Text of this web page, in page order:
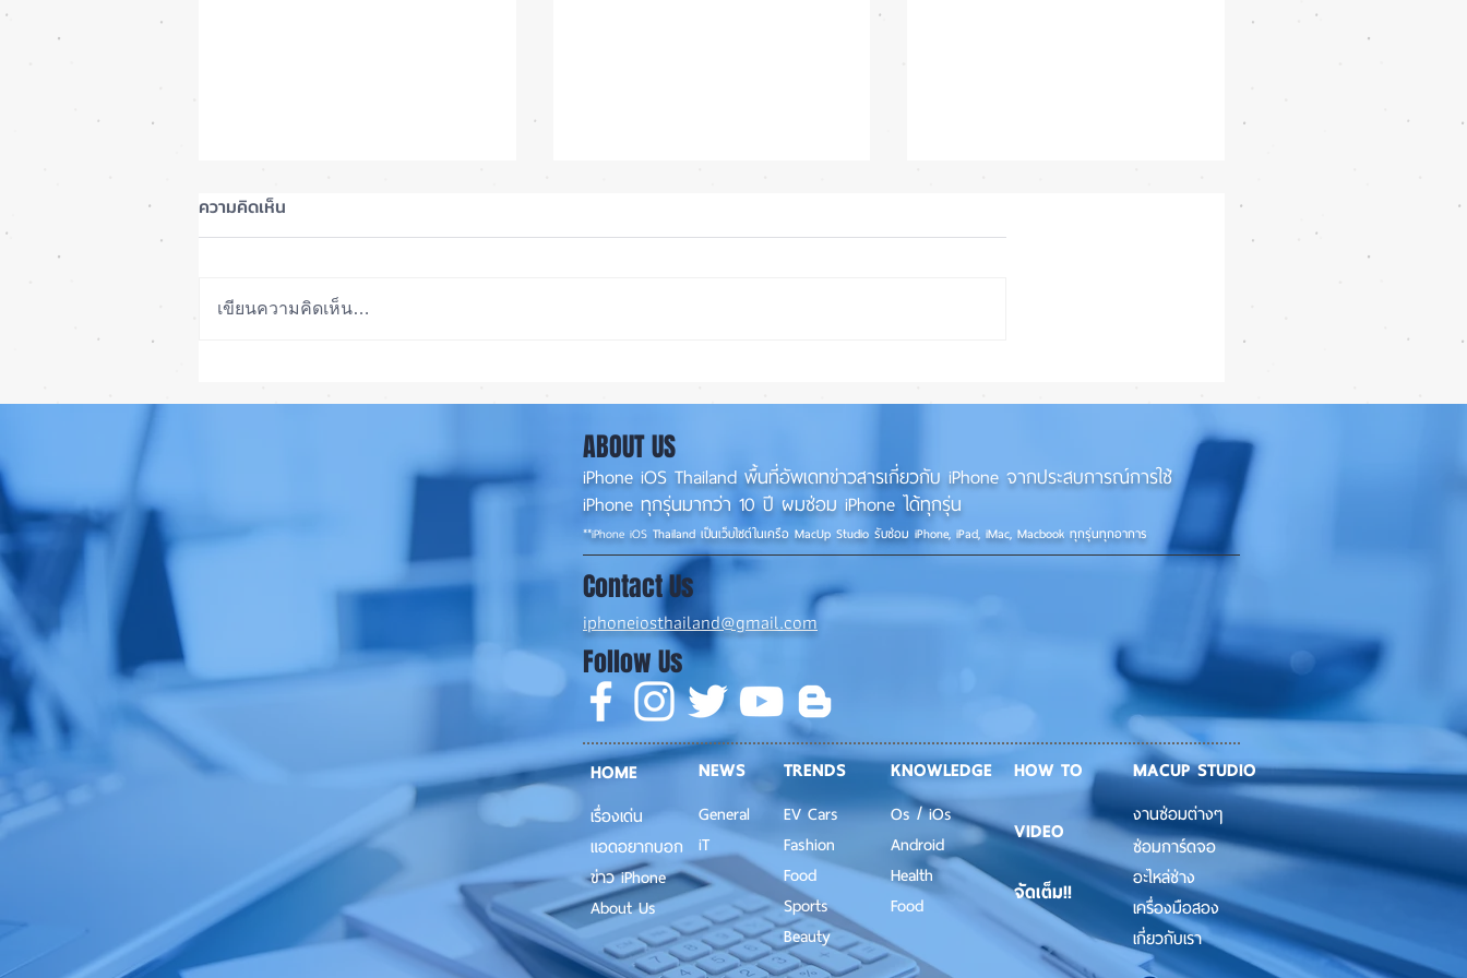
📱
หรือ Ultra 📱
Ultra 4 เน้นอัปเกรดภายใน
ความคิดเห็น
เขียนความคิดเห็น…
ABOUT US
iPhone iOS Thailand พื้นที่อัพเดทข่าวสารเกี่ยวกับ iPhone จากประสบการณ์การใช้
iPhone ทุกรุ่นมากว่า 10 ปี ผมซ่อม iPhone ได้ทุกรุ่น
**iPhone iOS Thailand เป็นเว็บไซต์ในเครือ MacUp Studio รับซ่อม iPhone, iPad, iMac, Macbook ทุกรุ่นทุกอาการ
Contact Us
iphoneiosthailand@gmail.com
Follow Us
HOME
เรื่องเด่น
แอดอยากบอก
ข่าว iPhone
About Us
NEWS
General
iT
TRENDS
EV Cars
Fashion
Food
Sports
Beauty
KNOWLEDGE
Os / iOs
Android
Health
Food
จัดเต็ม!!
HOW TO
VIDEO
MACUP STUDIO
งานซ่อมต่างๆ
ซ่อมการ์ดจอ
อะไหล่ช่าง
เครื่องมือสอง
เกี่ยวกับเรา